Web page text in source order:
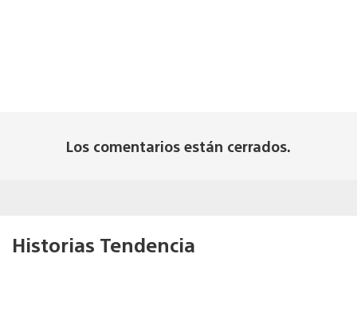
Los comentarios están cerrados.
Historias Tendencia